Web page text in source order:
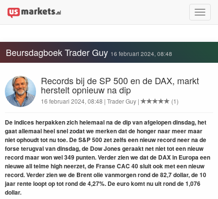
Toggle
Beursdagboek Trader Guy 16 februari 2024, 08:48
Records bij de SP 500 en de DAX, markt
herstelt opnieuw na dip
16 februari 2024, 08:48 | Trader Guy | (1)
De indices herpakken zich helemaal na de dip van afgelopen dinsdag, het
gaat allemaal heel snel zodat we merken dat de honger naar meer maar
niet ophoudt tot nu toe. De S&P 500 zet zelfs een nieuw record neer na de
forse terugval van dinsdag, de Dow Jones geraakt net niet tot een nieuw
record maar won wel 349 punten. Verder zien we dat de DAX in Europa een
nieuwe all teime high neerzet, de Franse CAC 40 sluit ook met een nieuw
record. Verder zien we de Brent olie vanmorgen rond de 82,7 dollar, de 10
jaar rente loopt op tot rond de 4,27%. De euro komt nu uit rond de 1,076
dollar.